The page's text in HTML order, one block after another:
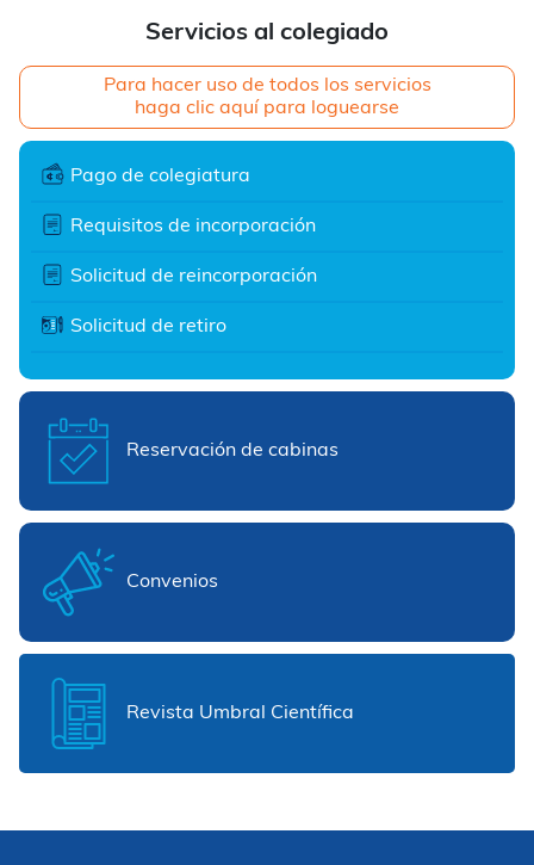
Servicios al colegiado
Para hacer uso de todos los servicios
haga clic aquí para loguearse
Pago de colegiatura
Requisitos de incorporación
Solicitud de reincorporación
Solicitud de retiro
Reservación de cabinas
Convenios
Revista Umbral Científica